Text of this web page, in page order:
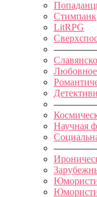
Стимпанк
LitRPG
Любовное
Научная